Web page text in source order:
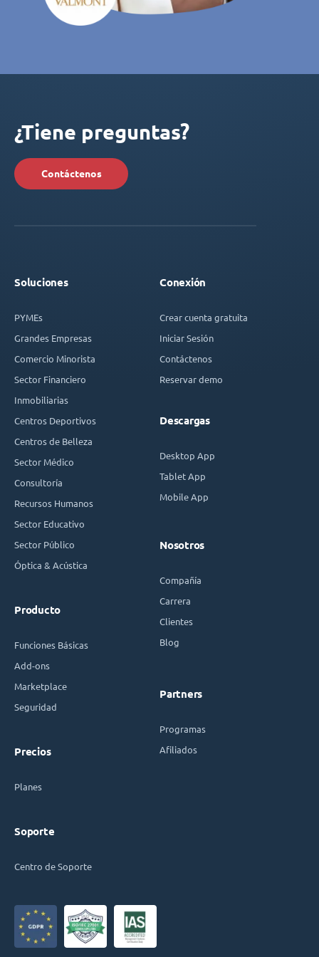
¿Tiene preguntas?
Contáctenos
Soluciones
PYMEs
Grandes Empresas
Comercio Minorista
Sector Financiero
Inmobiliarias
Centros Deportivos
Centros de Belleza
Sector Médico
Consultoría
Recursos Humanos
Sector Educativo
Sector Público
Óptica & Acústica
Producto
Funciones Básicas
Add-ons
Marketplace
Seguridad
Precios
Planes
Soporte
Centro de Soporte
Conexión
Crear cuenta gratuita
Iniciar Sesión
Contáctenos
Reservar demo
Descargas
Desktop App
Tablet App
Mobile App
Nosotros
Compañía
Carrera
Clientes
Blog
Partners
Programas
Afiliados